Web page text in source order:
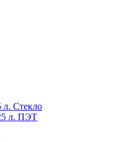
Стекло
л. ПЭТ